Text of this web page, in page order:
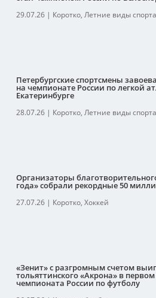
29.07.26| Коротко, Летние виды спорта
Петербургские спортсмены
на чемпионате России по легкой
Екатеринбурге
28.07.26| Коротко, Летние виды спорта
Организаторы
года» собрали рекордные 50
27.07.26| Коротко, Хоккей
«Зенит» с разгромным счетом
тольяттинского «Акрона» в первом
чемпионата России по футболу